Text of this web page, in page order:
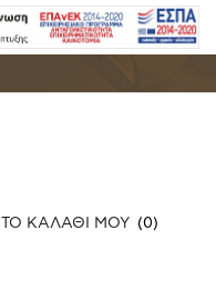
ΤΟ ΚΑΛΑΘΙ ΜΟΥ 0